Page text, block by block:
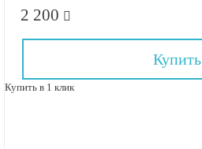
2 200
Купить
Купить в 1 клик